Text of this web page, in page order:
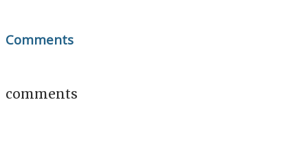
Comments
comments